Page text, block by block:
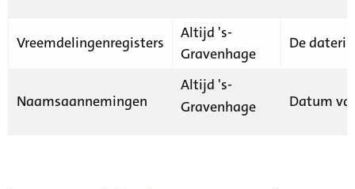
Vreemdelingenregisters
Altijd 's-
Gravenhage
De
Naamsaannemingen
Altijd 's-
Gravenhage
Datum